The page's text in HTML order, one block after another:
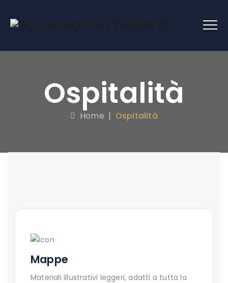
Ospitalità
Home | Ospitalità
Mappe
Materiali illustrativi leggeri, adatti a tutta la